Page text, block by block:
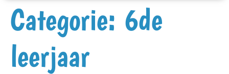
Categorie: 6de
leerjaar